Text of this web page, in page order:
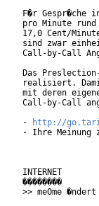
F�r Gespr�che
pro Minute
17,0 Cent/
sind zwar
Call-by-Call
Das
realisiert.
mit deren
Call-by-Call
-
http://
- Ihre Meinung
INTERNET
��������
>> meOme